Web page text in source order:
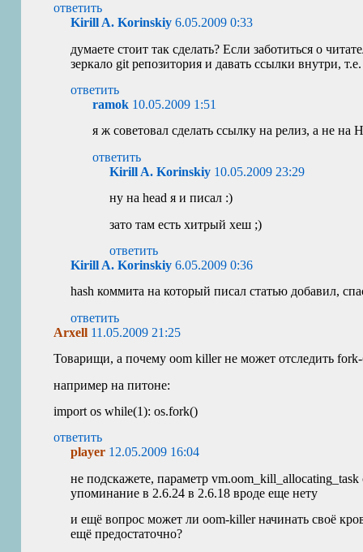
ответить
Kirill A. Korinskiy 6.05.2009 0:33
думаете стоит так сделать? Если заботиться о
зеркало git репозитория и давать ссылки внутри,
ответить
ramok 10.05.2009 1:51
я ж советовал сделать ссылку на релиз, а не на
ответить
Kirill A. Korinskiy 10.05.2009 23:29
ну на head я и писал :)
зато там есть хитрый хеш ;)
ответить
Kirill A. Korinskiy 6.05.2009 0:36
hash коммита на который писал статью добавил,
ответить
Arxell 11.05.2009 21:25
Товарищи, а почему oom killer не может отследить
например на питоне:
import os while(1): os.fork()
ответить
player 12.05.2009 16:04
не подскажете, параметр
упоминание в 2.6.24 в 2.6.18 вроде еще нету
и ещё вопрос может ли oom-killer начинать своё
ещё предостаточно?